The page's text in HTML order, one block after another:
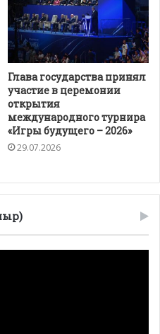
Глава государства принял
участие в церемонии
открытия
международного турнира
«Игры будущего – 2026»
29.07.2026